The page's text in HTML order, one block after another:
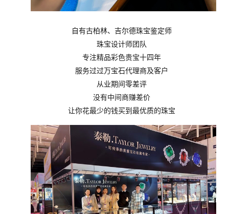
自有古柏林、吉尔德珠宝鉴定师
珠宝设计师团队
专注精品彩色贵宝十四年
服务过过万宝石代理商及客户
从业期间零差评
没有中间商赚差价
让你花最少的钱买到最优质的珠宝